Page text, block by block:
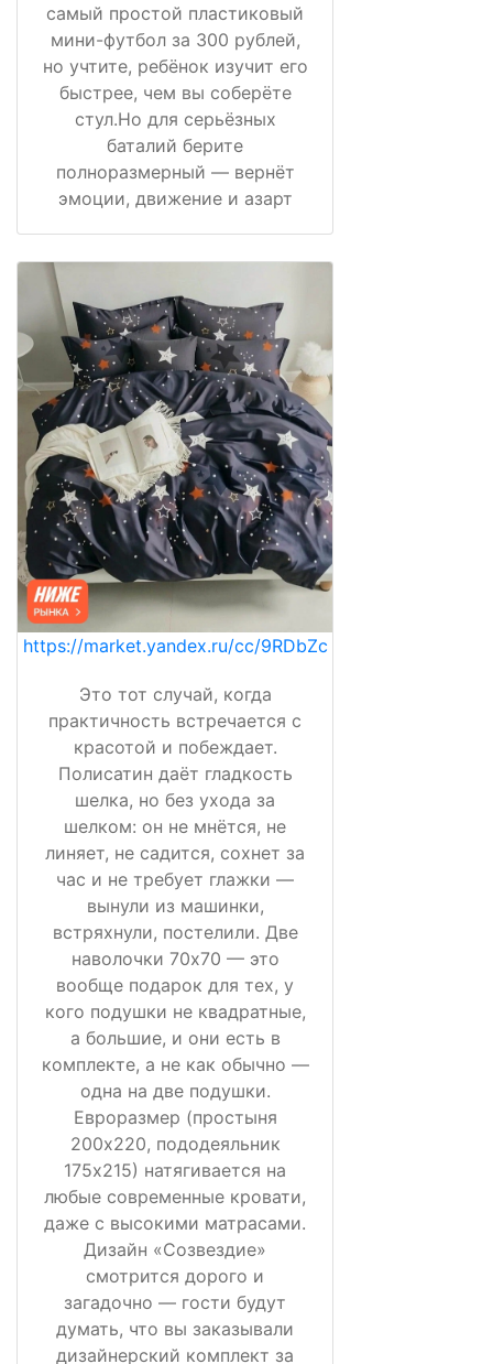
самый простой пластиковый
мини-футбол за 300 рублей,
но учтите, ребёнок изучит его
быстрее, чем вы соберёте
стул.Но для серьёзных
баталий берите
полноразмерный — вернёт
эмоции, движение и азарт
https://market.yandex.ru/cc/9RDbZc
Это тот случай, когда
практичность встречается с
красотой и побеждает.
Полисатин даёт гладкость
шелка, но без ухода за
шелком: он не мнётся, не
линяет, не садится, сохнет за
час и не требует глажки —
вынули из машинки,
встряхнули, постелили. Две
наволочки 70х70 — это
вообще подарок для тех, у
кого подушки не квадратные,
а большие, и они есть в
комплекте, а не как обычно —
одна на две подушки.
Евроразмер (простыня
200х220, пододеяльник
175х215) натягивается на
любые современные кровати,
даже с высокими матрасами.
Дизайн «Созвездие»
смотрится дорого и
загадочно — гости будут
думать, что вы заказывали
дизайнерский комплект за